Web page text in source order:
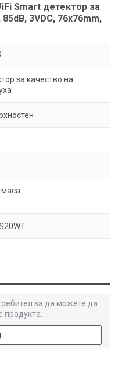
Smart детектор за
3VDC, 76x76mm,
за качество на
за да можете да